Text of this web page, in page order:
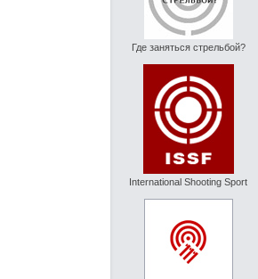
Где заняться стрельбой?
International Shooting Sport